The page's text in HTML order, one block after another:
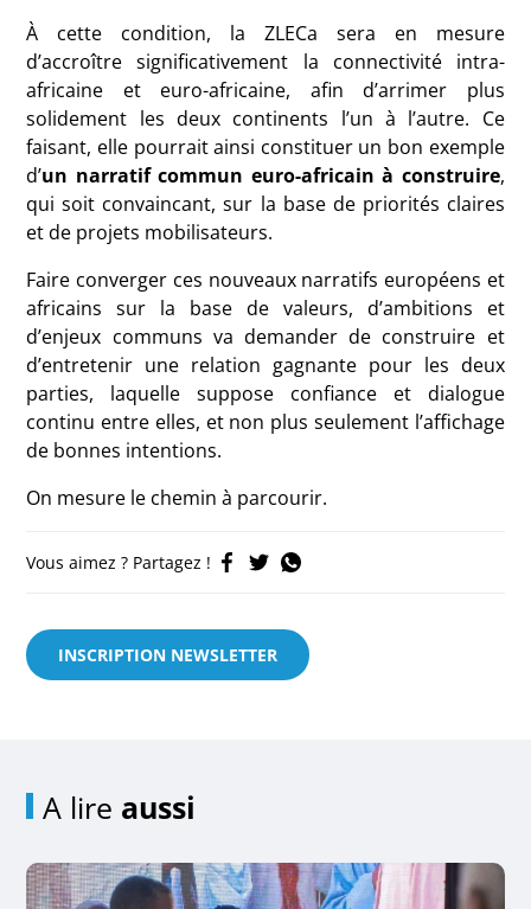
À cette condition, la ZLECa sera en mesure
d’accroître significativement la connectivité intra-
africaine et euro-africaine, afin d’arrimer plus
solidement les deux continents l’un à l’autre. Ce
faisant, elle pourrait ainsi constituer un bon exemple
d’un narratif commun euro-africain à construire,
qui soit convaincant, sur la base de priorités claires
et de projets mobilisateurs.
Faire converger ces nouveaux narratifs européens et
africains sur la base de valeurs, d’ambitions et
d’enjeux communs va demander de construire et
d’entretenir une relation gagnante pour les deux
parties, laquelle suppose confiance et dialogue
continu entre elles, et non plus seulement l’affichage
de bonnes intentions.
On mesure le chemin à parcourir.
Vous aimez ? Partagez !
INSCRIPTION NEWSLETTER
A lire aussi